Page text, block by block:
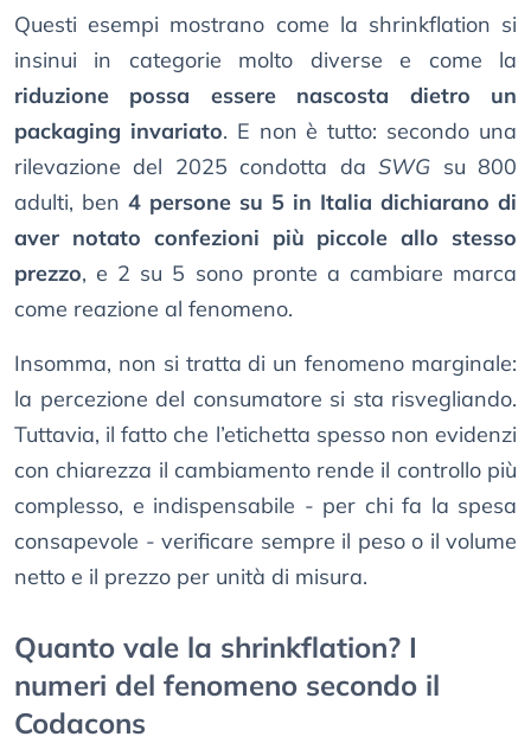
Questi esempi mostrano come la shrinkflation si
insinui in categorie molto diverse e come la
riduzione possa essere nascosta dietro un
packaging invariato. E non è tutto: secondo una
rilevazione del 2025 condotta daSWG su 800
adulti, ben 4 persone su 5 in Italia dichiarano di
aver notato confezioni più piccole allo stesso
prezzo, e 2 su 5 sono pronte a cambiare marca
come reazione al fenomeno.
Insomma, non si tratta di un fenomeno marginale:
la percezione del consumatore si sta risvegliando.
Tuttavia, il fatto che l’etichetta spesso non evidenzi
con chiarezza il cambiamento rende il controllo più
complesso, e indispensabile - per chi fa la spesa
consapevole - verificare sempre il peso o il volume
netto e il prezzo per unità di misura.
Quanto vale la shrinkflation? I
numeri del fenomeno secondo il
Codacons